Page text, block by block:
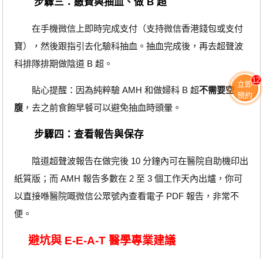
在手機微信上即時完成支付（支持微信香港錢包或支付
寶），然後跟指引去化驗科抽血。抽血完成後，再去超聲波
科排隊排期做陰道 B 超。
貼心提醒：因為純粹驗 AMH 和做婦科 B 超不需要空
腹，去之前食飽早餐可以避免抽血時頭暈。
步驟四：查看報告與保存
陰道超聲波報告在做完後 10 分鐘內可在醫院自助機印出
紙質版；而 AMH 報告多數在 2 至 3 個工作天內出爐，你可
以直接喺醫院嘅微信公眾號內查看電子 PDF 報告，非常不
便。
避坑與 E-E-A-T 醫學專業建議
立即
預約
12